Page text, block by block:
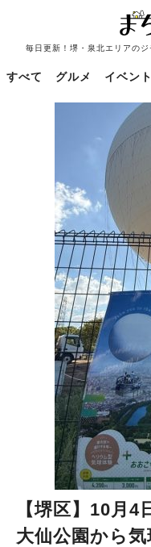
毎日更新！堺・泉北エリアの
すべて グルメ イベント
【堺区】10月4
大仙公園から